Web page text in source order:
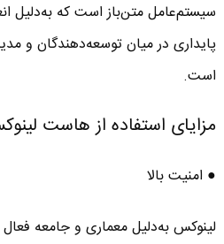
سیستم‌عامل متن‌باز است که به‌دلیل
پایداری در میان توسعه‌دهندگان و
است.
مزایای استفاده از هاست
● امنیت بالا
لینوکس به‌دلیل معماری و جامعه